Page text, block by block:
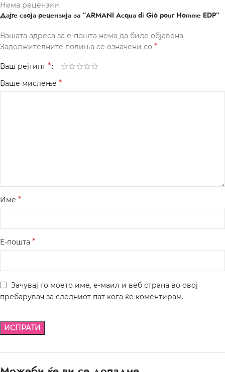
Нема рецензии.
Дајте своја рецензија за “ARMANI Acqua di Giò pour Homme EDP”
Вашата адреса за е-пошта нема да биде објавена.
Задолжителните полиња се означени со *
Ваш рејтинг *
Ваше мислење *
Име *
Е-пошта *
Зачувај го моето име, е-маил и веб страна во овој
пребарувач за следниот пат кога ќе коментирам.